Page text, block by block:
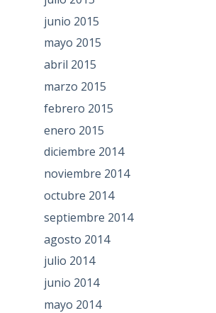
junio 2015
mayo 2015
abril 2015
marzo 2015
febrero 2015
enero 2015
diciembre 2014
noviembre 2014
octubre 2014
septiembre 2014
agosto 2014
julio 2014
junio 2014
mayo 2014